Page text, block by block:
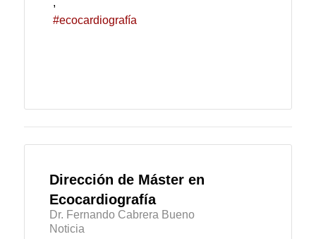
ecocardiografía
Dirección de Máster en
Ecocardiografía
Dr. Fernando Cabrera Bueno
Noticia